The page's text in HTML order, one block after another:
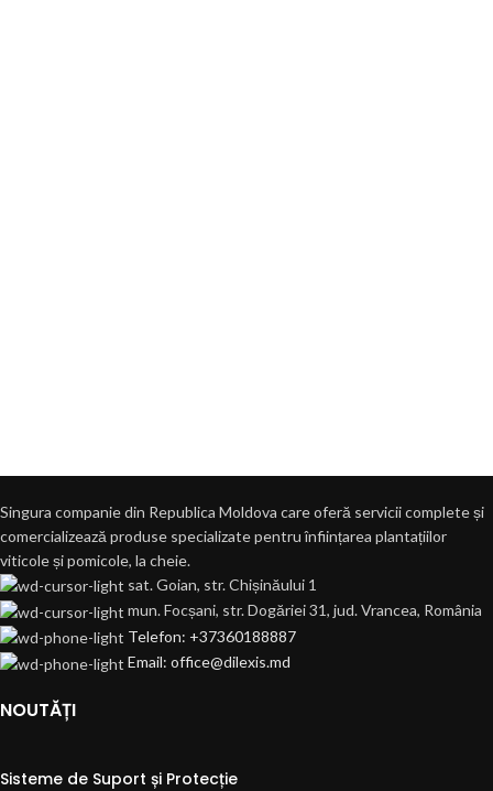
Singura companie din Republica Moldova care oferă servicii complete și
comercializează produse specializate pentru înființarea plantațiilor
viticole și pomicole, la cheie.
sat. Goian, str. Chișinăului 1
mun. Focșani, str. Dogăriei 31, jud. Vrancea, România
Telefon: +37360188887
Email: office@dilexis.md
NOUTĂȚI
Sisteme de Suport și Protecție